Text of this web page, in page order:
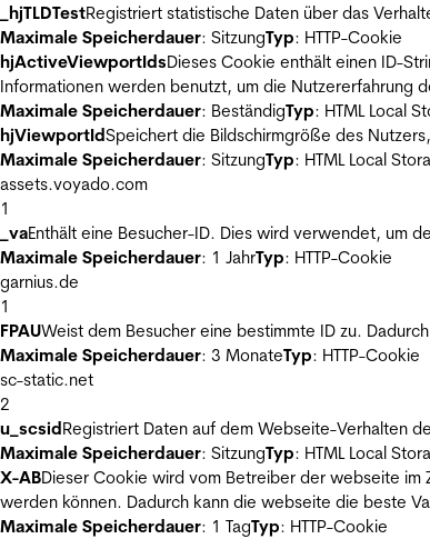
_hjTLDTestRegistriert statistische Daten über das
Maximale Speicherdauer: SitzungTyp: HTTP-Cookie
hjActiveViewportIdsDieses Cookie enthält einen ID-
Informationen werden benutzt, um die Nutzererfahrung
Maximale Speicherdauer: BeständigTyp: HTML Local
hjViewportIdSpeichert die Bildschirmgröße des
Maximale Speicherdauer: SitzungTyp: HTML Local
assets.voyado.com
1
_vaEnthält eine Besucher-ID. Dies wird verwendet, um
Maximale Speicherdauer: 1 JahrTyp: HTTP-Cookie
garnius.de
1
FPAUWeist dem Besucher eine bestimmte ID zu.
Maximale Speicherdauer: 3 MonateTyp: HTTP-Cookie
sc-static.net
2
u_scsidRegistriert Daten auf dem Webseite-Verhalten
Maximale Speicherdauer: SitzungTyp: HTML Local
X-ABDieser Cookie wird vom Betreiber der webseite im
werden können. Dadurch kann die webseite die beste
Maximale Speicherdauer: 1 TagTyp: HTTP-Cookie